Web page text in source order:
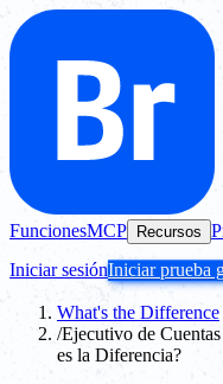
FuncionesMCP Recursos
Iniciar sesiónIniciar prueba
What's the Difference
/Ejecutivo de
es la Diferencia?